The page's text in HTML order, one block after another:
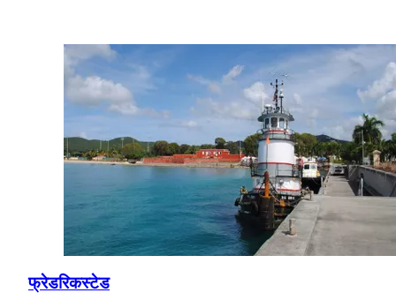
फ्रेडरिकस्टेड